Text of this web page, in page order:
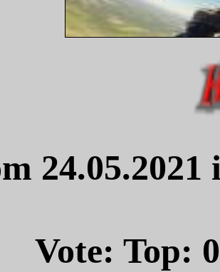
Vote: Top: 0